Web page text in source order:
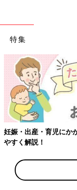
特集
【ワクチン接種でき